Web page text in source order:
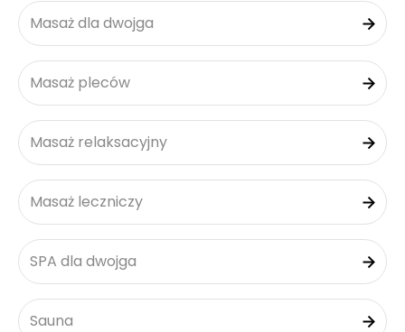
Masaż dla dwojga
Masaż pleców
Masaż relaksacyjny
Masaż leczniczy
SPA dla dwojga
Sauna